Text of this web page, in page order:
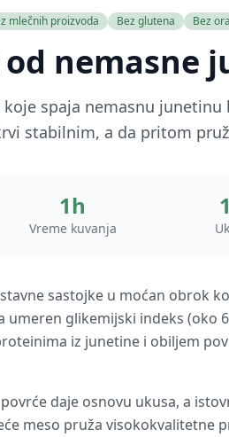
mlečnih proizvoda Bez glutena Bez
nemasne
spaja nemasnu
stabilnim, a da pritom
1h
Vreme kuvanja
sastojke u moćan obrok
glikemijski indeks (oko
iz junetine i obiljem
daje osnovu ukusa, a
meso pruža